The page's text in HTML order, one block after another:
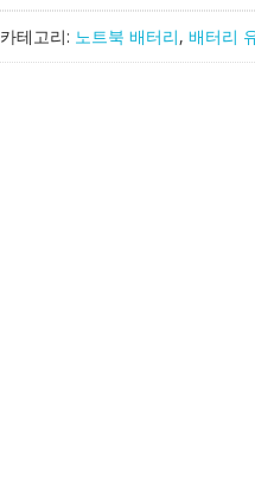
카테고리: 노트북 배터리, 배터리